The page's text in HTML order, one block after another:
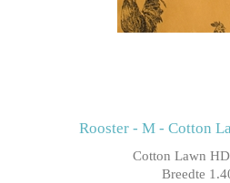
Rooster - M - Cotton
Cotton Lawn
Breedte